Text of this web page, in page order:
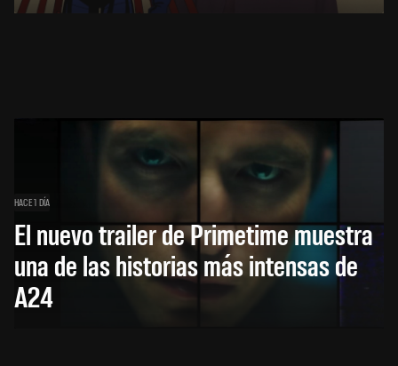
HACE 1 DÍA
El nuevo trailer de Primetime muestra
una de las historias más intensas de
A24